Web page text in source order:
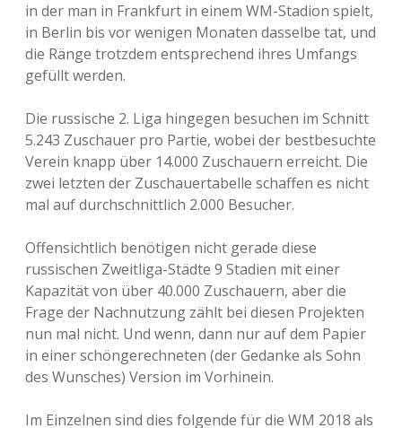
in der man in Frankfurt in einem WM-Stadion spielt,
in Berlin bis vor wenigen Monaten dasselbe tat, und
die Ränge trotzdem entsprechend ihres Umfangs
gefüllt werden.
Die russische 2. Liga hingegen besuchen im Schnitt
5.243 Zuschauer pro Partie, wobei der bestbesuchte
Verein knapp über 14.000 Zuschauern erreicht. Die
zwei letzten der Zuschauertabelle schaffen es nicht
mal auf durchschnittlich 2.000 Besucher.
Offensichtlich benötigen nicht gerade diese
russischen Zweitliga-Städte 9 Stadien mit einer
Kapazität von über 40.000 Zuschauern, aber die
Frage der Nachnutzung zählt bei diesen Projekten
nun mal nicht. Und wenn, dann nur auf dem Papier
in einer schöngerechneten (der Gedanke als Sohn
des Wunsches) Version im Vorhinein.
Im Einzelnen sind dies folgende für die WM 2018 als